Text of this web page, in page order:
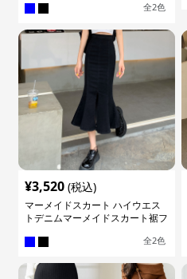
全2色
¥3,520 (税込)
マーメイドスカート ハイウエス
トデニムマーメイドスカート裾フ
全2色